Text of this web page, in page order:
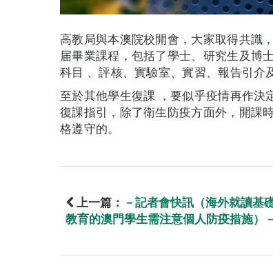
高教局與本澳院校開會，大家取得共識
届畢業課程，包括了學士、研究生及博
科目 、評核、實驗室、實習、報告引介
至於其他學生復課 ，要似乎疫情再作
復課指引，除了衛生防疫方面外，開課
格遵守的。
上一篇： －記者會快訊（海外就讀基
教育的澳門學生需注意個人防疫措施）－